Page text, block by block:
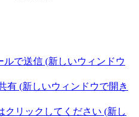
ルで送信 (新しいウィンドウ
有 (新しいウィンドウで開き
クリックしてください (新し